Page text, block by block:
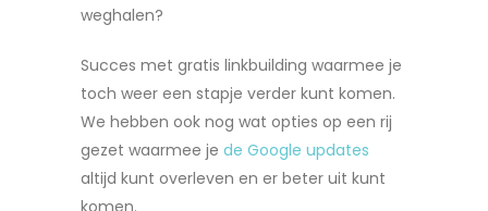
weghalen?
Succes met gratis linkbuilding waarmee je
toch weer een stapje verder kunt komen.
We hebben ook nog wat opties op een rij
gezet waarmee je de Google updates
altijd kunt overleven en er beter uit kunt